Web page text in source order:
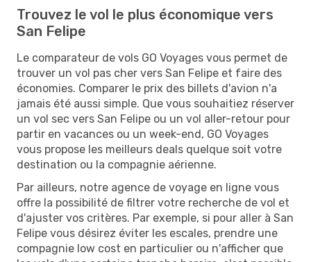
Trouvez le vol le plus économique vers
San Felipe
Le comparateur de vols GO Voyages vous permet de
trouver un vol pas cher vers San Felipe et faire des
économies. Comparer le prix des billets d'avion n'a
jamais été aussi simple. Que vous souhaitiez réserver
un vol sec vers San Felipe ou un vol aller-retour pour
partir en vacances ou un week-end, GO Voyages
vous propose les meilleurs deals quelque soit votre
destination ou la compagnie aérienne.
Par ailleurs, notre agence de voyage en ligne vous
offre la possibilité de filtrer votre recherche de vol et
d'ajuster vos critères. Par exemple, si pour aller à San
Felipe vous désirez éviter les escales, prendre une
compagnie low cost en particulier ou n'afficher que